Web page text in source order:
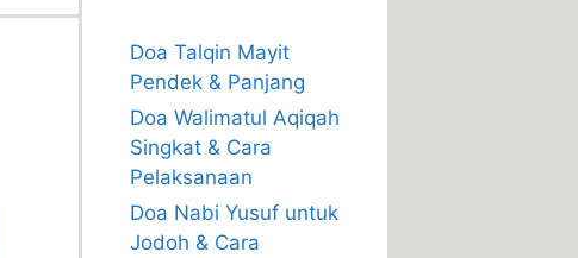
Doa Talqin Mayit
Pendek & Panjang
Doa Walimatul Aqiqah
Singkat & Cara
Pelaksanaan
Doa Nabi Yusuf untuk
Jodoh & Cara